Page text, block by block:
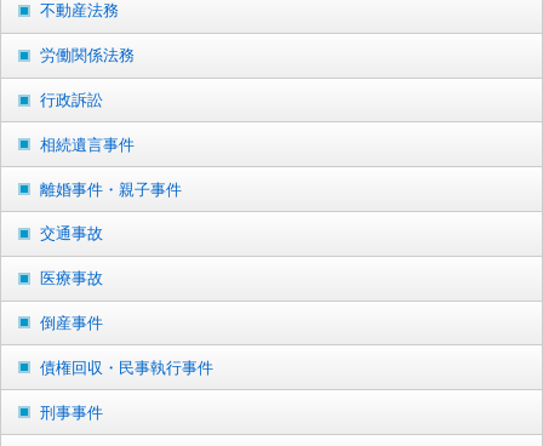
不動産法務
労働関係法務
行政訴訟
相続遺言事件
離婚事件・親子事件
交通事故
医療事故
倒産事件
債権回収・民事執行事件
刑事事件